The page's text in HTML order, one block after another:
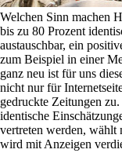
Welchen Sinn machen
bis zu 80 Prozent
austauschbar, ein
zum Beispiel in einer
ganz neu ist für uns
nicht nur für
gedruckte Zeitungen
identische
vertreten werden, wählt
wird mit Anzeigen